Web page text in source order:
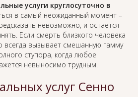
услуги круглосуточно в
в самый неожиданный момент –
невозможно, и остается
Если смерть близкого человека
всегда вызывает смешанную гамму
ступора, когда любое
невыносимо трудным.
услуг Сенно